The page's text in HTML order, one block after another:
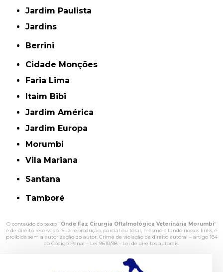
Jardim Paulista
Jardins
Berrini
Cidade Monções
Faria Lima
Itaim Bibi
Jardim América
Jardim Europa
Morumbi
Vila Mariana
Santana
Tamboré
O conteúdo do texto "Onde Faz Cirurgia Oftalmológica Veterinária Morumbi"
é de direito reservado. Sua reprodução, parcial ou total, mesmo citando nossos links, é
proibida sem a autorização do autor. Crime de violação de direito autoral – artigo 184
do Código Penal – Lei 9610/98 - Lei de direitos autorais.